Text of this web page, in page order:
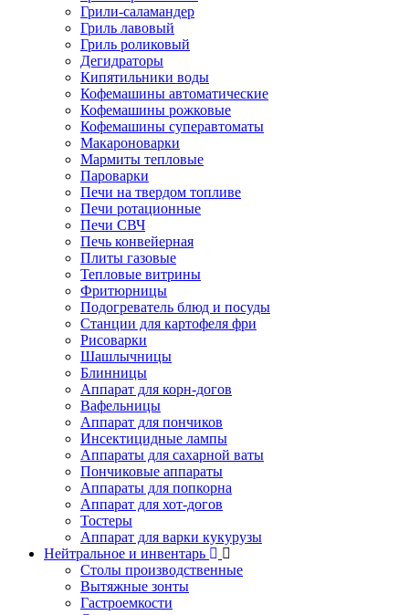
Грили-саламандер
Гриль лавовый
Гриль роликовый
Дегидраторы
Кипятильники воды
Кофемашины автоматические
Кофемашины рожковые
Кофемашины суперавтоматы
Макароноварки
Мармиты тепловые
Пароварки
Печи на твердом топливе
Печи ротационные
Печи СВЧ
Печь конвейерная
Плиты газовые
Тепловые витрины
Фритюрницы
Подогреватель блюд и посуды
Станции для картофеля фри
Рисоварки
Шашлычницы
Блинницы
Аппарат для корн-догов
Вафельницы
Аппарат для пончиков
Инсектицидные лампы
Аппараты для сахарной ваты
Пончиковые аппараты
Аппараты для попкорна
Аппарат для хот-догов
Тостеры
Аппарат для варки кукурузы
Нейтральное и инвентарь
Столы производственные
Вытяжные зонты
Гастроемкости